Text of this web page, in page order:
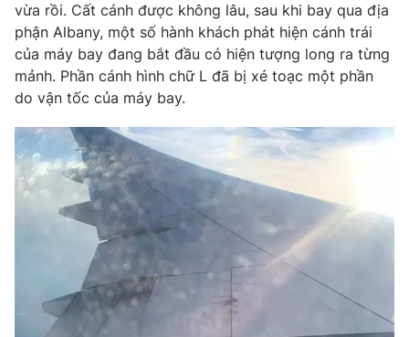
Phim VTV
Hậu trường
Nhân vật
Khán giả
Giải sao mai
Giải trí
Điện ảnh
Âm nhạc
Sao
Đời sống
Du lịch
Làm đẹp
Chất lượng cuộc sống
Giáo dục
Tuyển sinh
Học trực tuyến
Công nghệ
Hitech Công nghệ tương lai
Thị trường
Giao lưu trực tuyến
Lịch phát sóng
vừa rồi. Cất cánh được không lâu, sau khi bay qua địa
phận Albany, một số hành khách phát hiện cánh trái
của máy bay đang bắt đầu có hiện tượng long ra từng
mảnh. Phần cánh hình chữ L đã bị xé toạc một phần
do vận tốc của máy bay.